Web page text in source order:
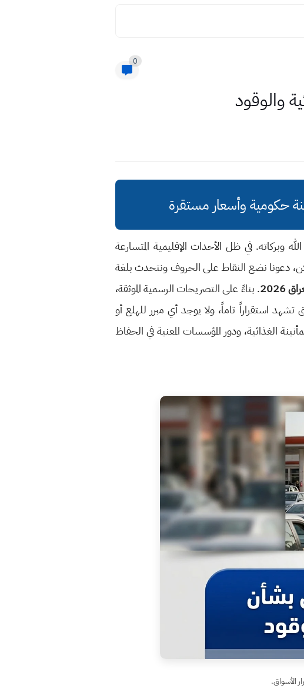
0
والوقود
وبركاته. في ظل الأحداث الإقليمية المتسارعة
دعونا نضع النقاط على الحروف ونتحدث بلغة
2026
. بناءً على التصريحات الرسمية الموثقة،
استقراراً تاماً، ولا يوجد أي مبرر للهلع أو
الغذائية، ودور المؤسسات المعنية في الحفاظ